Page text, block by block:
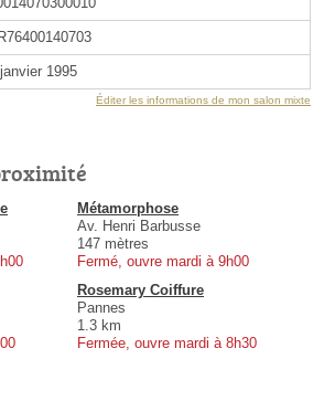
1995
Éditer les informations de mon salon mixte
Métamorphose
Av. Henri Barbusse
147 mètres
Fermé, ouvre mardi à 9h00
Rosemary Coiffure
Pannes
1.3 km
Fermée, ouvre mardi à 8h30